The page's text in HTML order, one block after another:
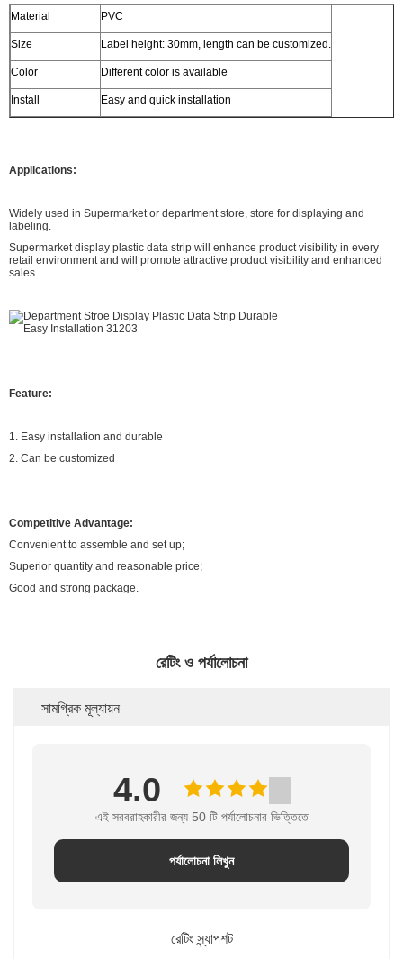
Material PVC
Size Label height: 30mm, length can be customized.
Color Different color is available
Install Easy and quick installation
Applications:
Widely used in Supermarket or department store, store for displaying and
labeling.
Supermarket display plastic data strip will enhance product visibility in every
retail environment and will promote attractive product visibility and enhanced
sales.
Feature:
1. Easy installation and durable
2. Can be customized
Competitive Advantage:
Convenient to assemble and set up;
Superior quantity and reasonable price;
Good and strong package.
রেটিং ও পর্যালোচনা
সামগ্রিক মূল্যায়ন
4.0
এই সরবরাহকারীর জন্য 50 টি পর্যালোচনার ভিত্তিতে
পর্যালোচনা লিখুন
রেটিং স্ন্যাপশট